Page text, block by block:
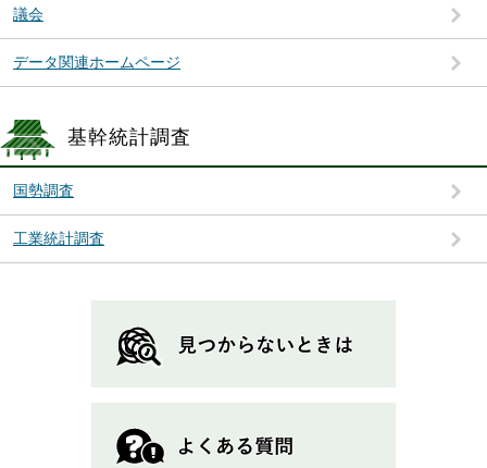
議会
データ関連ホームページ
基幹統計調査
国勢調査
工業統計調査